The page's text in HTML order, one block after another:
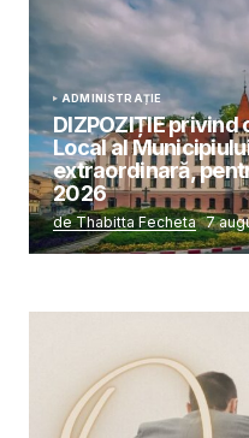
ADMINISTRAȚIE
DIZPOZIȚIE
Local al
extraordinară,
2026
de Thabitta Fecheta 7